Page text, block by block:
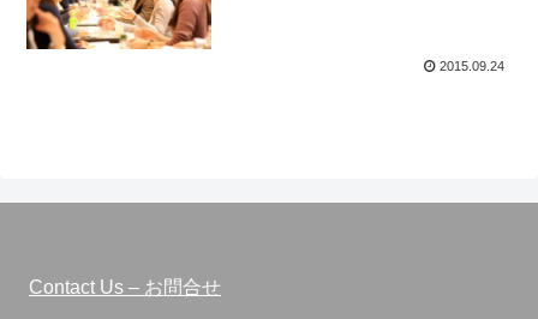
2015.09.24
Contact Us – お問合せ